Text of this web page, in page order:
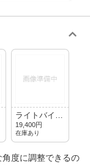
ライトバイオ
レット
19,400円
在庫あり
度に調整できるの